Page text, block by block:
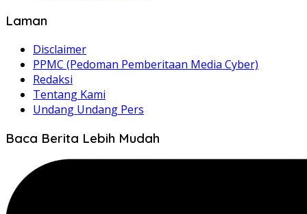
Laman
Disclaimer
PPMC (Pedoman Pemberitaan Media Cyber)
Redaksi
Tentang Kami
Undang Undang Pers
Baca Berita Lebih Mudah